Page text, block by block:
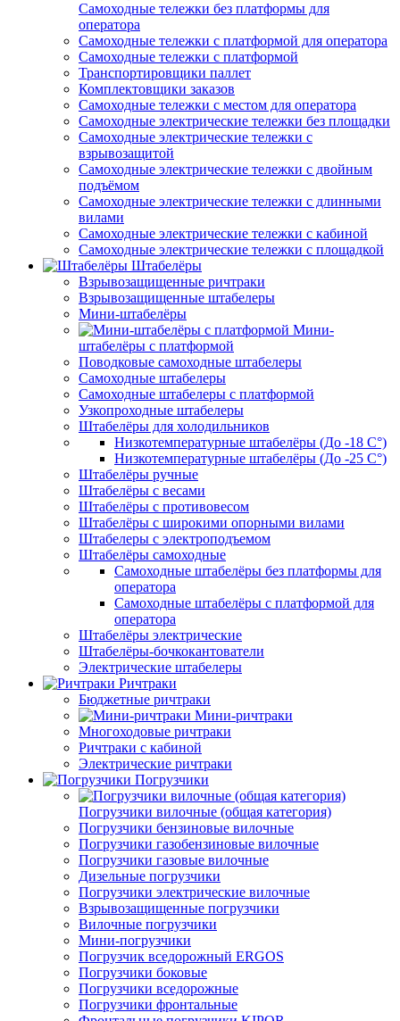
Самоходные тележки без платформы для
оператора
Самоходные тележки с платформой для оператора
Самоходные тележки с платформой
Транспортировщики паллет
Комплектовщики заказов
Самоходные тележки с местом для оператора
Самоходные электрические тележки без площадки
Самоходные электрические тележки с
взрывозащитой
Самоходные электрические тележки с двойным
подъёмом
Самоходные электрические тележки с длинными
вилами
Самоходные электрические тележки с кабиной
Самоходные электрические тележки с площадкой
Штабелёры
Взрывозащищенные ричтраки
Взрывозащищенные штабелеры
Мини-штабелёры
Мини-
штабелёры с платформой
Поводковые самоходные штабелеры
Самоходные штабелеры
Самоходные штабелеры с платформой
Узкопроходные штабелеры
Штабелёры для холодильников
Низкотемпературные штабелёры (До -18 C°)
Низкотемпературные штабелёры (До -25 C°)
Штабелёры ручные
Штабелёры с весами
Штабелёры с противовесом
Штабелёры с широкими опорными вилами
Штабелеры с электроподъемом
Штабелёры самоходные
Самоходные штабелёры без платформы для
оператора
Самоходные штабелёры с платформой для
оператора
Штабелёры электрические
Штабелёры-бочкокантователи
Электрические штабелеры
Ричтраки
Бюджетные ричтраки
Мини-ричтраки
Многоходовые ричтраки
Ричтраки с кабиной
Электрические ричтраки
Погрузчики
Погрузчики вилочные (общая категория)
Погрузчики бензиновые вилочные
Погрузчики газобензиновые вилочные
Погрузчики газовые вилочные
Дизельные погрузчики
Погрузчики электрические вилочные
Взрывозащищенные погрузчики
Вилочные погрузчики
Мини-погрузчики
Погрузчик вседорожный ERGOS
Погрузчики боковые
Погрузчики вседорожные
Погрузчики фронтальные